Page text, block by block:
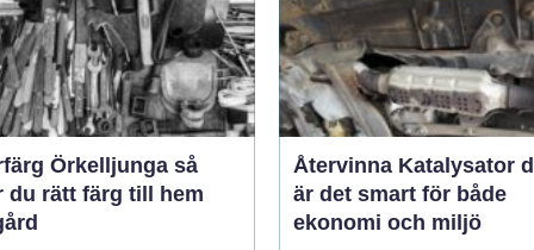
Örkelljunga så
du rätt färg till hem
Återvinna Katalysator därför
är det smart för både
ekonomi och miljö